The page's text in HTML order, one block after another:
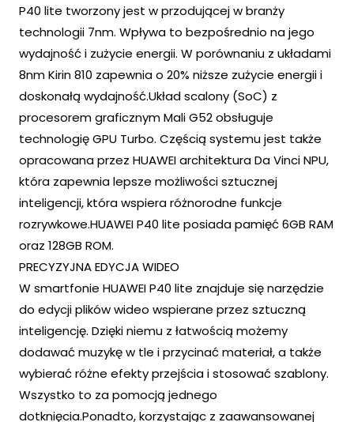
P40 lite tworzony jest w przodującej w branży
technologii 7nm. Wpływa to bezpośrednio na jego
wydajność i zużycie energii. W porównaniu z układami
8nm Kirin 810 zapewnia o 20% niższe zużycie energii i
doskonałą wydajność.Układ scalony (SoC) z
procesorem graficznym Mali G52 obsługuje
technologię GPU Turbo. Częścią systemu jest także
opracowana przez HUAWEI architektura Da Vinci NPU,
która zapewnia lepsze możliwości sztucznej
inteligencji, która wspiera różnorodne funkcje
rozrywkowe.HUAWEI P40 lite posiada pamięć 6GB RAM
oraz 128GB ROM.
PRECYZYJNA EDYCJA WIDEO
W smartfonie HUAWEI P40 lite znajduje się narzędzie
do edycji plików wideo wspierane przez sztuczną
inteligencję. Dzięki niemu z łatwością możemy
dodawać muzykę w tle i przycinać materiał, a także
wybierać różne efekty przejścia i stosować szablony.
Wszystko to za pomocją jednego
dotknięcia.Ponadto, korzystając z zaawansowanej